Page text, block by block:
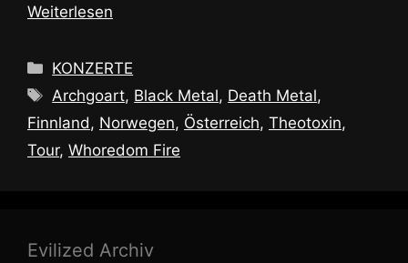
Weiterlesen
Kategorien
KONZERTE
Schlagwörter
Archgoart, Black Metal, Death Metal,
Finnland, Norwegen, Österreich, Theotoxin,
Tour, Whoredom Fire
Evilized Archiv